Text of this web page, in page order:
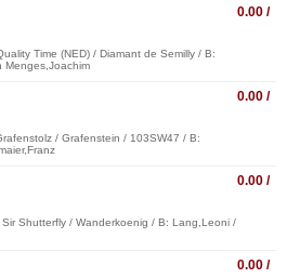
0.00 /
Time (NED) / Diamant de Semilly / B:
Menges,Joachim
0.00 /
/ Grafenstein / 103SW47 / B:
0.00 /
Shutterfly / Wanderkoenig / B: Lang,Leoni /
0.00 /